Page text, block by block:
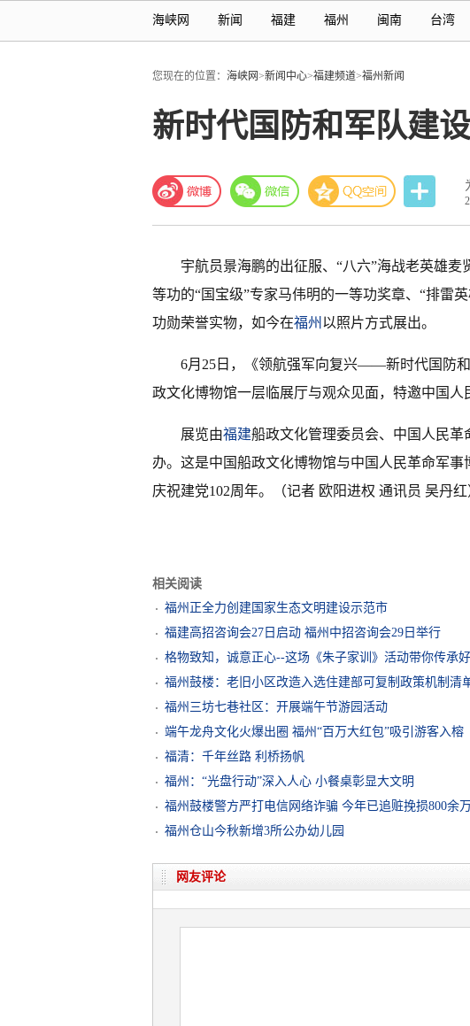
海峡网 新闻 福建 福州 闽南 台湾
您现在的位置： 海峡网>新闻中心>福建频道>福州新闻
新时代国防和军队建
宇航员景海鹏的出征服、“八六”海战老英雄
等功的“国宝级”专家马伟明的一等功奖章、“排
功勋荣誉实物，如今在福州 以照片方式展出。
6月25日，《领航强军向复兴——新时代国防
政文化博物馆一层临展厅与观众见面，特邀中国人
展览由福建船政文化管理委员会、中国人民
办。这是中国船政文化博物馆与中国人民革命军事
庆祝建党102周年。（记者 欧阳进权 通讯员 吴丹红
相关阅读
福州正全力创建国家生态文明建设示范市
福建高招咨询会27日启动 福州中招咨询会29日举行
格物致知，诚意正心--这场《朱子家训》活动带你传承好
福州鼓楼：老旧小区改造入选住建部可复制政策机制清
福州三坊七巷社区：开展端午节游园活动
端午龙舟文化火爆出圈 福州“百万大红包”吸引游客入榕
福清：千年丝路 利桥扬帆
福州：“光盘行动”深入人心 小餐桌彰显大文明
福州鼓楼警方严打电信网络诈骗 今年已追赃挽损800余
福州仓山今秋新增3所公办幼儿园
网友评论